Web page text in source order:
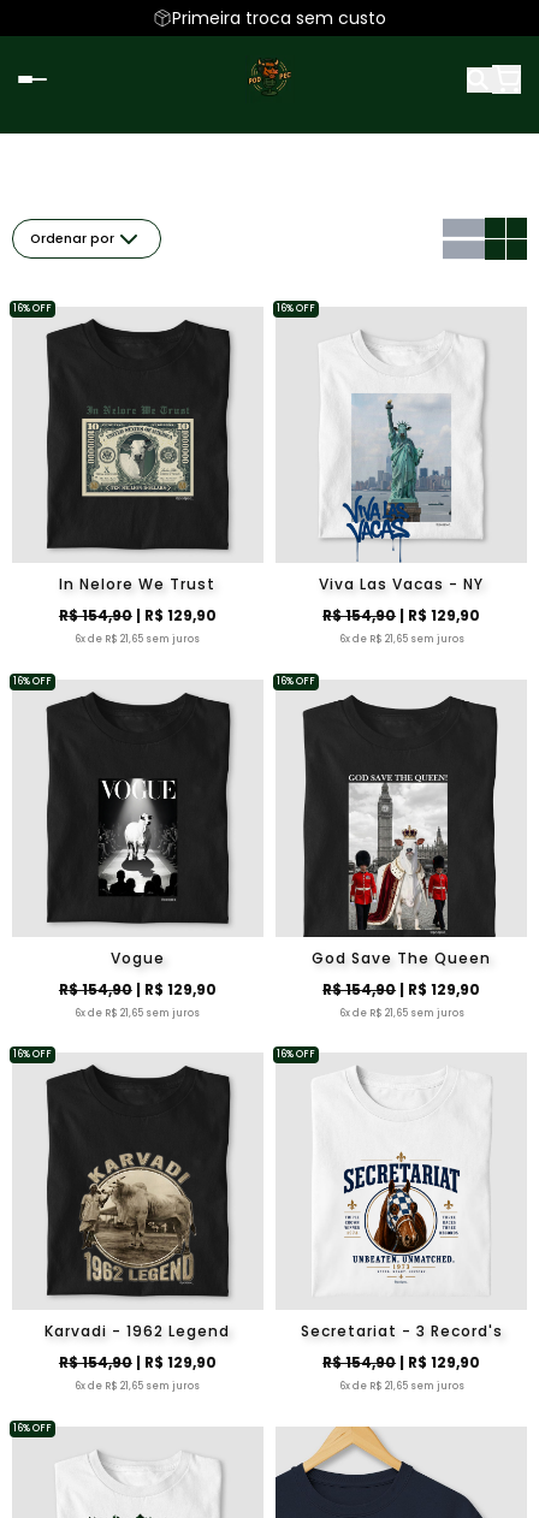
Primeira troca sem custo
Ordenar por
In Nelore We Trust
R$ 154,90| R$ 129,90
6x de R$ 21,65 sem juros
16% OFF
Viva Las Vacas - NY
R$ 154,90| R$ 129,90
6x de R$ 21,65 sem juros
16% OFF
Vogue
R$ 154,90| R$ 129,90
6x de R$ 21,65 sem juros
16% OFF
God Save The Queen
R$ 154,90| R$ 129,90
6x de R$ 21,65 sem juros
16% OFF
Karvadi - 1962 Legend
R$ 154,90| R$ 129,90
6x de R$ 21,65 sem juros
16% OFF
Secretariat - 3 Record's
R$ 154,90| R$ 129,90
6x de R$ 21,65 sem juros
16% OFF
16% OFF